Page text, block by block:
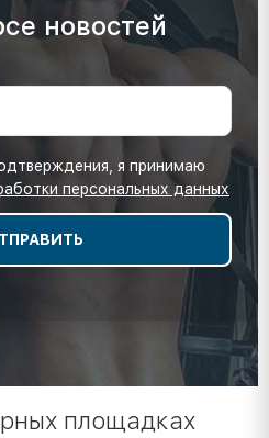
новостей
я принимаю
персональных данных
площадках